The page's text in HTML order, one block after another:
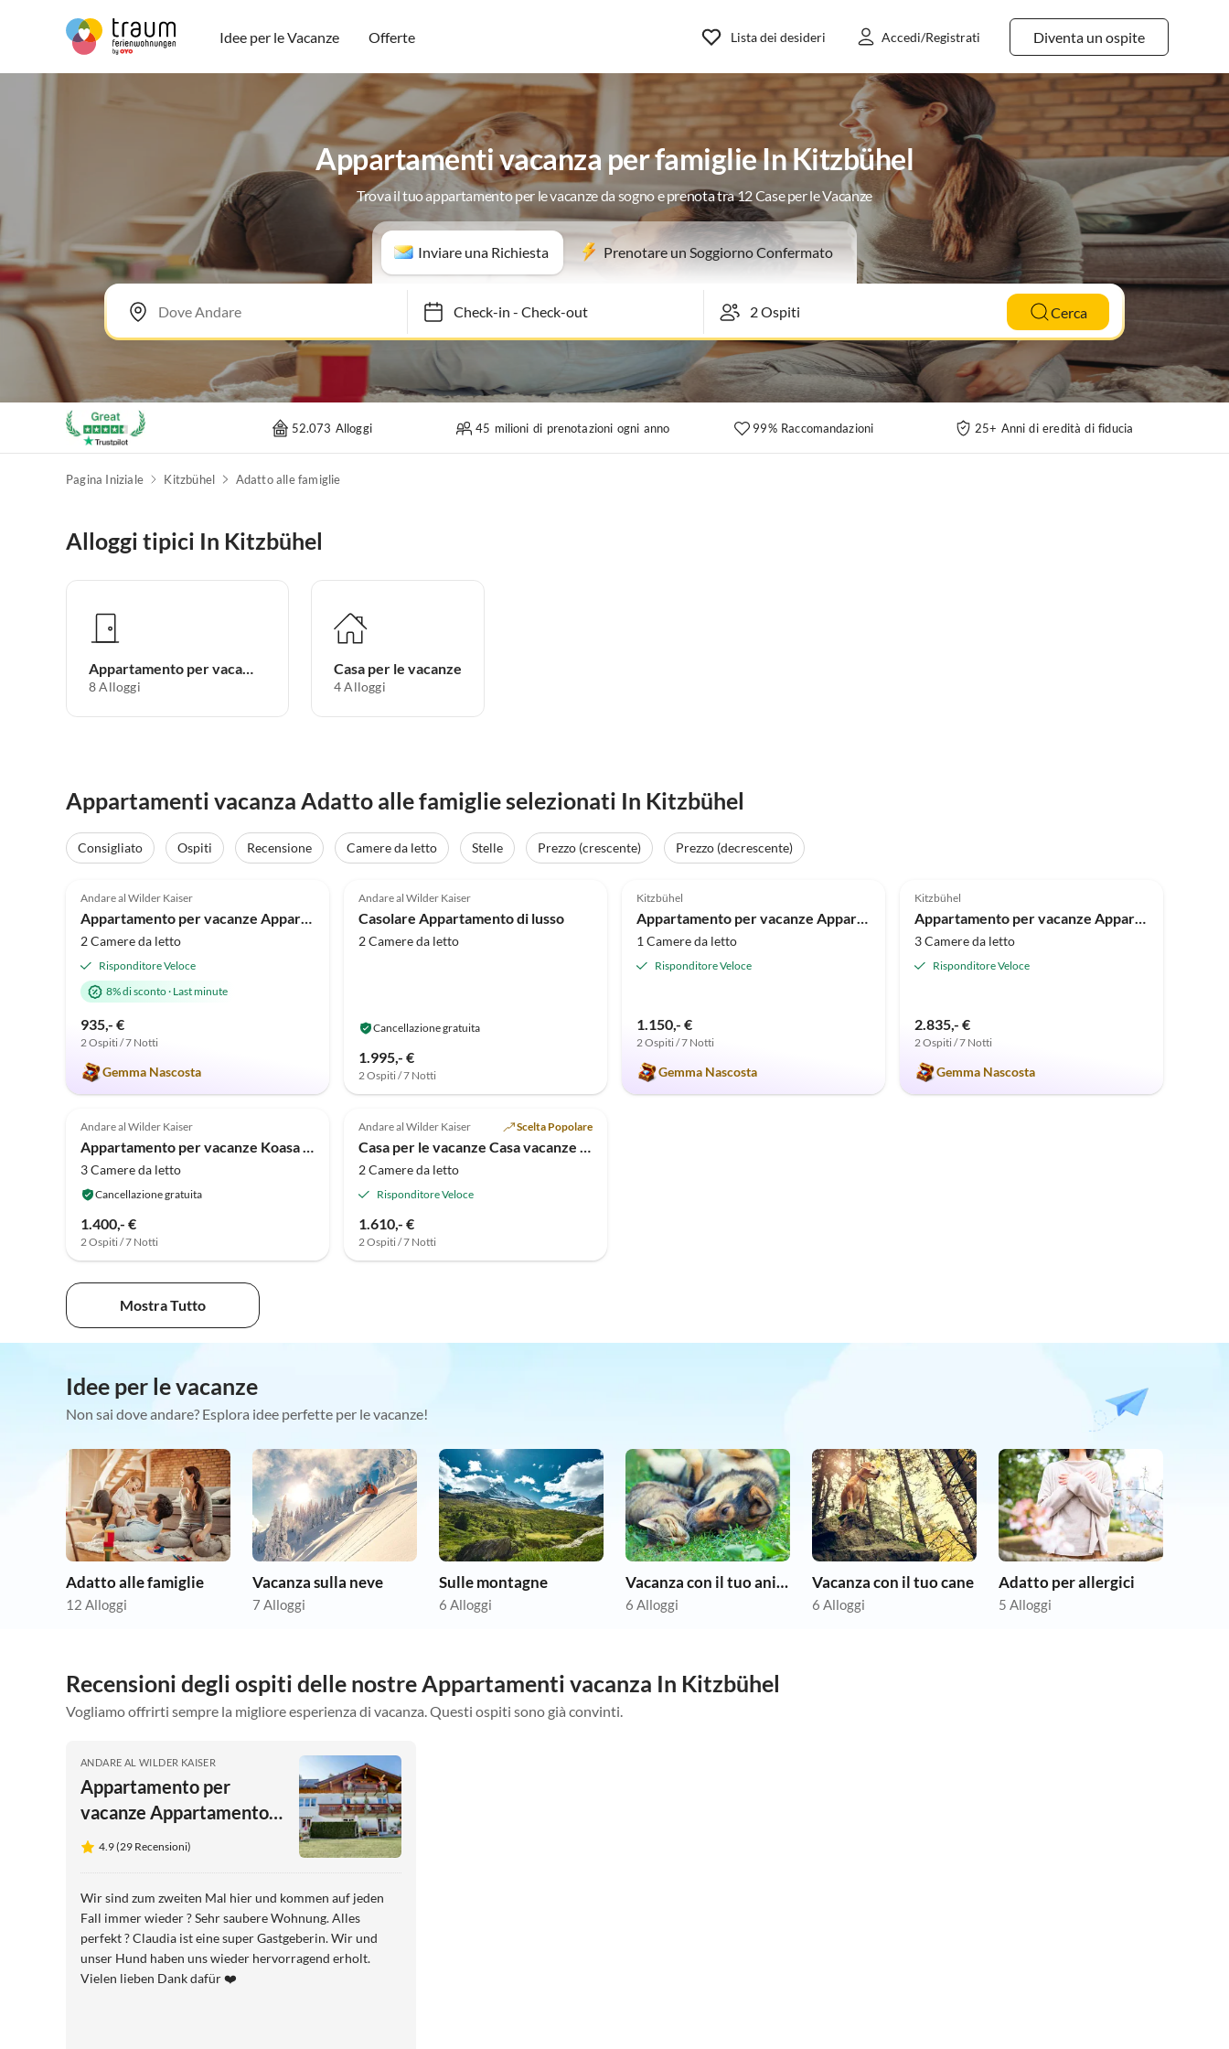
Idee per le Vacanze Offerte Diventa un ospite
Lista dei desideri Accedi/Registrati
Appartamenti vacanza per famiglie In Kitzbühel
Trova il tuo appartamento per le vacanze da sogno e prenota tra 12 Case per le Vacanze
Inviare una Richiesta Prenotare un Soggiorno Confermato
Check-in- Check-out Cerca
52.073 Alloggi 45 milioni di prenotazioni ogni anno 99% Raccomandazioni 25+ Anni di eredità di fiducia
Pagina Iniziale Kitzbühel Adatto alle famiglie
Alloggi tipici In Kitzbühel
Appartamento per vacanze
8 Alloggi
Casa per le vacanze
4 Alloggi
Appartamenti vacanza Adatto alle famiglie selezionati In Kitzbühel
Consigliato Ospiti Recensione Camere da letto Stelle Prezzo (crescente)
Prezzo (decrescente)
Andare al Wilder Kaiser
Appartamento per vacanze Appartamento Claudia
2 Camere da letto
Risponditore Veloce
8% di sconto· Last minute
935,- €
2 Ospiti / 7 Notti
Gemma Nascosta
Andare al Wilder Kaiser
Casolare Appartamento di lusso
2 Camere da letto
Cancellazione gratuita
1.995,- €
2 Ospiti / 7 Notti
Kitzbühel
Appartamento per vacanze Appartamento Aschbach
1 Camere da letto
Risponditore Veloce
1.150,- €
2 Ospiti / 7 Notti
Gemma Nascosta
Kitzbühel
Appartamento per vacanze Appartamento Streifblick
3 Camere da letto
Risponditore Veloce
2.835,- €
2 Ospiti / 7 Notti
Gemma Nascosta
Alto
Andare al Wilder Kaiser
Appartamento per vacanze Koasa Chalet
3 Camere da letto
Cancellazione gratuita
1.400,- €
2 Ospiti / 7 Notti
Andare al Wilder Kaiser Scelta Popolare
Casa per le vacanze Casa vacanze in legno presso l'agriturismo
2 Camere da letto
Risponditore Veloce
1.610,- €
2 Ospiti / 7 Notti
Mostra Tutto
Idee per le vacanze
Non sai dove andare? Esplora idee perfette per le vacanze!
Adatto alle famiglie
12 Alloggi
Vacanza sulla neve
7 Alloggi
Sulle montagne
6 Alloggi
Vacanza con il tuo animale domestico
6 Alloggi
Vacanza con il tuo cane
6 Alloggi
Adatto per allergici
5 Alloggi
Recensioni degli ospiti delle nostre Appartamenti vacanza In Kitzbühel
Vogliamo offrirti sempre la migliore esperienza di vacanza. Questi ospiti sono già convinti.
ANDARE AL WILDER KAISER
Appartamento per
vacanze Appartamento
Claudia
4.9 (29 Recensioni)
Wir sind zum zweiten Mal hier und kommen auf jeden
Fall immer wieder ? Sehr saubere Wohnung. Alles
perfekt ? Claudia ist eine super Gastgeberin. Wir und
unser Hund haben uns wieder hervorragend erholt.
Vielen lieben Dank dafür ❤️